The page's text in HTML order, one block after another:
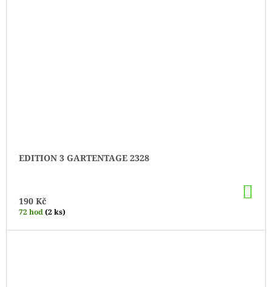
EDITION 3 GARTENTAGE 2328
190 Kč
72 hod(2 ks)